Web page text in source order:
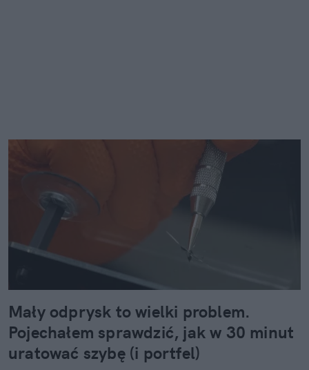
Mały odprysk to wielki problem.
Pojechałem sprawdzić, jak w 30 minut
uratować szybę (i portfel)